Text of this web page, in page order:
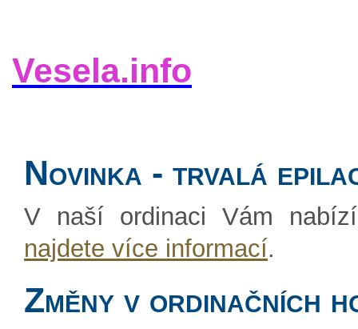
Vesela.info
Novinka - trvalá
V naší ordinaci Vám
najdete více informací.
Změny v ordinačních